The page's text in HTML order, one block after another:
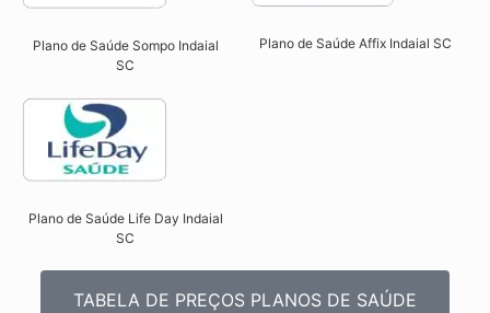
Plano de Saúde Sompo Indaial
SC​
Plano de Saúde Affix Indaial SC​
Plano de Saúde Life Day Indaial
SC
TABELA DE PREÇOS PLANOS DE SAÚDE